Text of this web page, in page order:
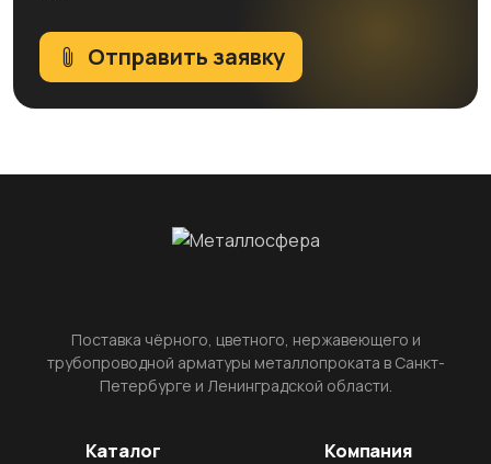
Отправить заявку
Поставка чёрного, цветного, нержавеющего и
трубопроводной арматуры металлопроката в Санкт-
Петербурге и Ленинградской области.
Каталог Компания